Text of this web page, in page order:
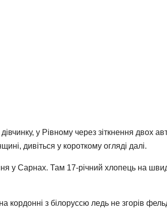
у Рівному через зіткнення двох
дивіться у короткому огляді далі.
у Сарнах. Там 17-річний хлопець на
з білоруссю ледь не згорів